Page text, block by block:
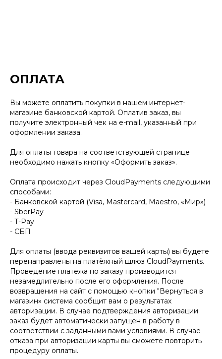
ОПЛАТА
Вы можете оплатить покупки в нашем интернет-
магазине банковской картой. Оплатив заказ, вы
получите электронный чек на e-mail, указанный при
оформлении заказа.
Для оплаты товара на соответствующей странице
необходимо нажать кнопку «Оформить заказ».
Оплата происходит через CloudPayments следующими
способами:
- Банковской картой (Visa, Mastercard, Maestro, «Мир»)
- SberPay
- T-Pay
- СБП
Для оплаты (ввода реквизитов вашей карты) вы будете
перенаправлены на платёжный шлюз CloudPayments.
Проведение платежа по заказу производится
незамедлительно после его оформления. После
возвращения на сайт c помощью кнопки "Вернуться в
магазин» система сообщит вам о результатах
авторизации. В случае подтверждения авторизации
заказ будет автоматически запущен в работу в
соответствии с заданными вами условиями. В случае
отказа при авторизации карты вы сможете повторить
процедуру оплаты.